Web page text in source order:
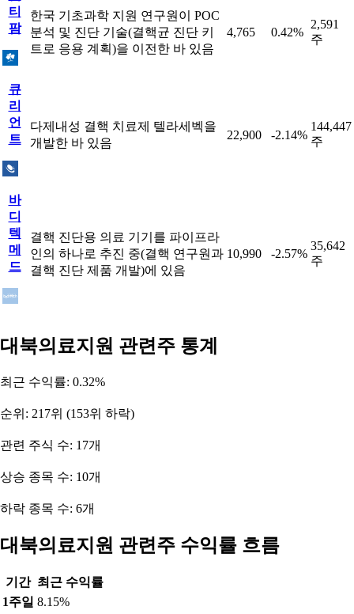
티
팜
한국 기초과학 지원 연구원이 POC
분석 및 진단 기술(결핵균 진단 키
트로 응용 계획)을 이전한 바 있음
4,765 0.42%
2,591
주
큐
리
언
트
다제내성 결핵 치료제 텔라세벡을
개발한 바 있음
22,900 -2.14%
144,447
주
바
디
텍
메
드
결핵 진단용 의료 기기를 파이프라
인의 하나로 추진 중(결핵 연구원과
결핵 진단 제품 개발)에 있음
10,990 -2.57%
35,642
주
대북의료지원 관련주 통계
최근 수익률: 0.32%
순위: 217위 (153위 하락)
관련 주식 수: 17개
상승 종목 수: 10개
하락 종목 수: 6개
대북의료지원 관련주 수익률 흐름
기간 최근 수익률
1주일 8.15%